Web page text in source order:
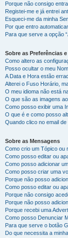
Porque não consigo
Registei-me e já entrei
Esqueci-me da minha
Por que entro
Para que serve a opção
Sobre as Preferências
Como altero as
Posso ocultar o meu
A Data e Hora estão
Alterei o Fuso Horário,
O meu idioma não está
O que são as imagens
Como posso exibir uma
O que é e como posso
Quando clico no email
Sobre as Mensagens
Como crio um Tópico ou
Como posso editar ou
Como posso adicionar
Como posso criar uma
Porque não posso
Como posso editar ou
Porque não consigo
Porque não posso
Porque recebi uma
Como posso Denunciar
Para que serve o botão
Do que necessita a